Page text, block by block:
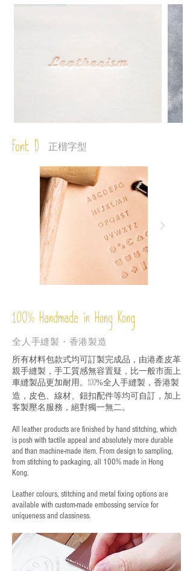
Font D 正楷字型
100% Handmade in Hong Kong
全人手縫製・香港製造
所有材料包款式均可訂製完成品，由港產皮革
親手縫製，手工質感無容置疑，比一般市面上
車縫製品更加耐用。 100%全人手縫製，香港製
造，皮色、線材、鈕扣配件等均可自訂，加上
客製壓名服務，絕對獨一無二。
All leather products are finished by hand stitching, which
is posh with tactile appeal and absolutely more durable
and than machine-made item. From design to sampling,
from stitching to packaging, all 100% made in Hong
Kong.
Leather colours, stitching and metal fixing options are
available with custom-made embossing service for
uniqueness and classiness.